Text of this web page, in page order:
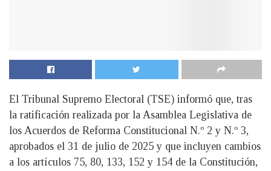
El Tribunal Supremo Electoral (TSE) informó que, tras
la ratificación realizada por la Asamblea Legislativa de
los Acuerdos de Reforma Constitucional N.º 2 y N.º 3,
aprobados el 31 de julio de 2025 y que incluyen cambios
a los artículos 75, 80, 133, 152 y 154 de la Constitución,